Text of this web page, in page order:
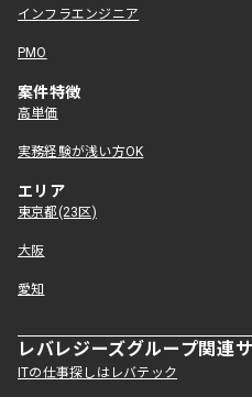
インフラエンジニア
PMO
案件特徴
高単価
実務経験が浅い方OK
エリア
東京都(23区)
大阪
愛知
レバレジーズグループ関連
ITの仕事探しはレバテック